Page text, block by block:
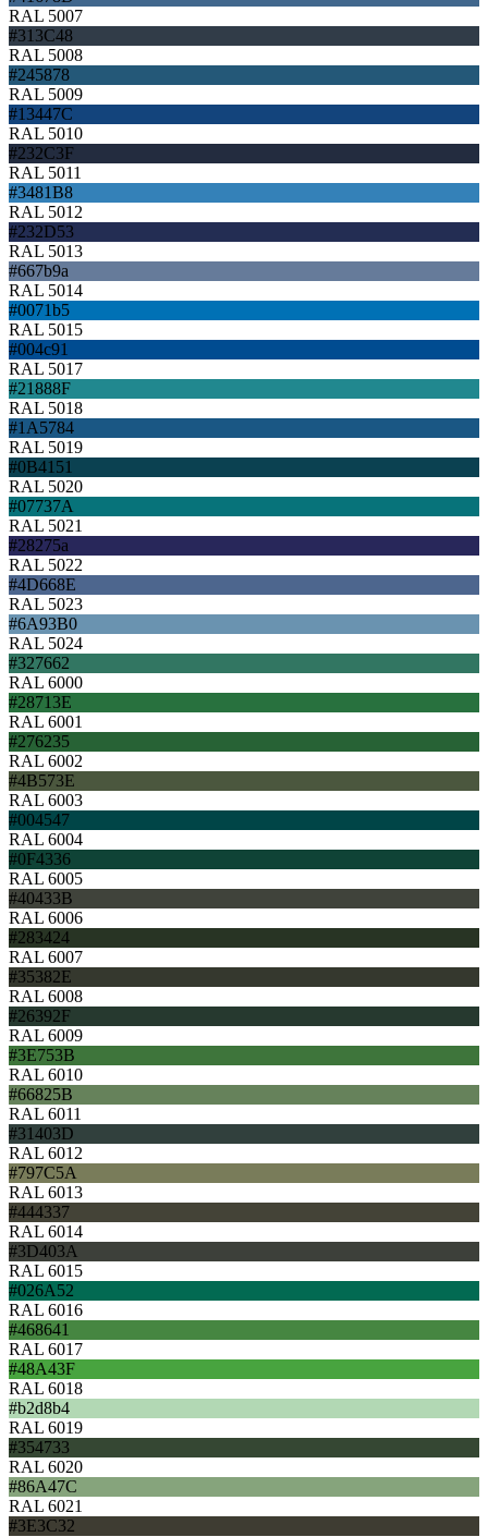
RAL 5007
#313C48
RAL 5008
#245878
RAL 5009
#13447C
RAL 5010
#232C3F
RAL 5011
#3481B8
RAL 5012
#232D53
RAL 5013
#667b9a
RAL 5014
#0071b5
RAL 5015
#004c91
RAL 5017
#21888F
RAL 5018
#1A5784
RAL 5019
#0B4151
RAL 5020
#07737A
RAL 5021
#28275a
RAL 5022
#4D668E
RAL 5023
#6A93B0
RAL 5024
#327662
RAL 6000
#28713E
RAL 6001
#276235
RAL 6002
#4B573E
RAL 6003
#004547
RAL 6004
#0F4336
RAL 6005
#40433B
RAL 6006
#283424
RAL 6007
#35382E
RAL 6008
#26392F
RAL 6009
#3E753B
RAL 6010
#66825B
RAL 6011
#31403D
RAL 6012
#797C5A
RAL 6013
#444337
RAL 6014
#3D403A
RAL 6015
#026A52
RAL 6016
#468641
RAL 6017
#48A43F
RAL 6018
#b2d8b4
RAL 6019
#354733
RAL 6020
#86A47C
RAL 6021
#3E3C32